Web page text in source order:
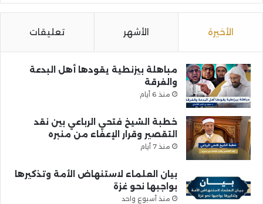
الأخيرة الأشهر تعليقات
مباهلة بيزنطية يقودها أهل البدعة
والفرقة
منذ 6 أيام
خطبة الشيخ فتحي الرباعي بين نقد
التقصير وقرار الإعفاء من منبره
منذ 7 أيام
بيان العلماء لاستنهاض الأمة وتذكيرها
بواجبها نحو غزة
منذ أسبوع واحد